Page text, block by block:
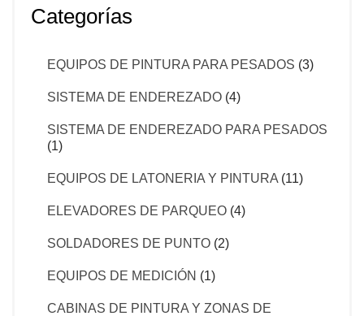
Categorías
EQUIPOS DE PINTURA PARA PESADOS (3)
SISTEMA DE ENDEREZADO (4)
SISTEMA DE ENDEREZADO PARA PESADOS
(1)
EQUIPOS DE LATONERIA Y PINTURA (11)
ELEVADORES DE PARQUEO (4)
SOLDADORES DE PUNTO (2)
EQUIPOS DE MEDICIÓN (1)
CABINAS DE PINTURA Y ZONAS DE